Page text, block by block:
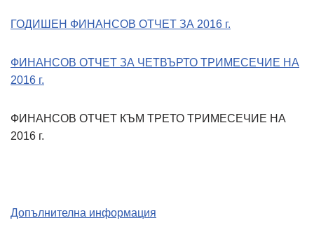
ГОДИШЕН ФИНАНСОВ ОТЧЕТ ЗА 2016 г.
ФИНАНСОВ ОТЧЕТ ЗА ЧЕТВЪРТО ТРИМЕСЕЧИЕ НА
2016 г.
ФИНАНСОВ ОТЧЕТ КЪМ ТРЕТО ТРИМЕСЕЧИЕ НА
2016 г.
Допълнителна информация